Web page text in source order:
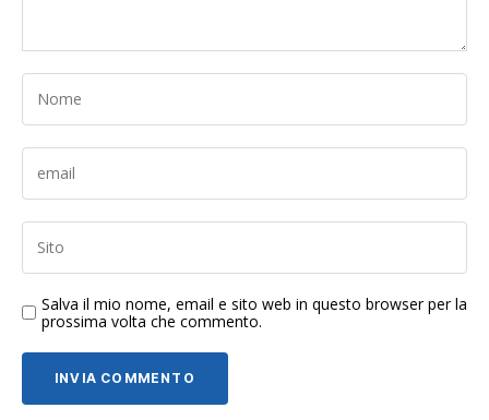
Salva il mio nome, email e sito web in questo browser per la
prossima volta che commento.